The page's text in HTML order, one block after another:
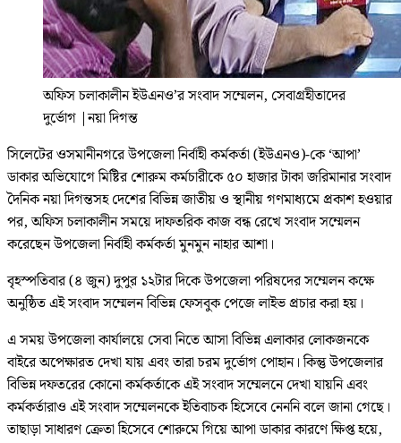
অফিস চলাকালীন ইউএনও’র সংবাদ সম্মেলন, সেবাগ্রহীতাদের
দুর্ভোগ |নয়া দিগন্ত
সিলেটের ওসমানীনগরে উপজেলা নির্বাহী কর্মকর্তা (ইউএনও)-কে ‘আপা’
ডাকার অভিযোগে মিষ্টির শোরুম কর্মচারীকে ৫০ হাজার টাকা জরিমানার সংবাদ
দৈনিক নয়া দিগন্তসহ দেশের বিভিন্ন জাতীয় ও স্থানীয় গণমাধ্যমে প্রকাশ হওয়ার
পর, অফিস চলাকালীন সময়ে দাফতরিক কাজ বন্ধ রেখে সংবাদ সম্মেলন
করেছেন উপজেলা নির্বাহী কর্মকর্তা মুনমুন নাহার আশা।
বৃহস্পতিবার (৪ জুন) দুপুর ১২টার দিকে উপজেলা পরিষদের সম্মেলন কক্ষে
অনুষ্ঠিত এই সংবাদ সম্মেলন বিভিন্ন ফেসবুক পেজে লাইভ প্রচার করা হয়।
এ সময় উপজেলা কার্যালয়ে সেবা নিতে আসা বিভিন্ন এলাকার লোকজনকে
বাইরে অপেক্ষারত দেখা যায় এবং তারা চরম দুর্ভোগ পোহান। কিন্তু উপজেলার
বিভিন্ন দফতরের কোনো কর্মকর্তাকে এই সংবাদ সম্মেলনে দেখা যায়নি এবং
কর্মকর্তারাও এই সংবাদ সম্মেলনকে ইতিবাচক হিসেবে নেননি বলে জানা গেছে।
তাছাড়া সাধারণ ক্রেতা হিসেবে শোরুমে গিয়ে আপা ডাকার কারণে ক্ষিপ্ত হয়ে,